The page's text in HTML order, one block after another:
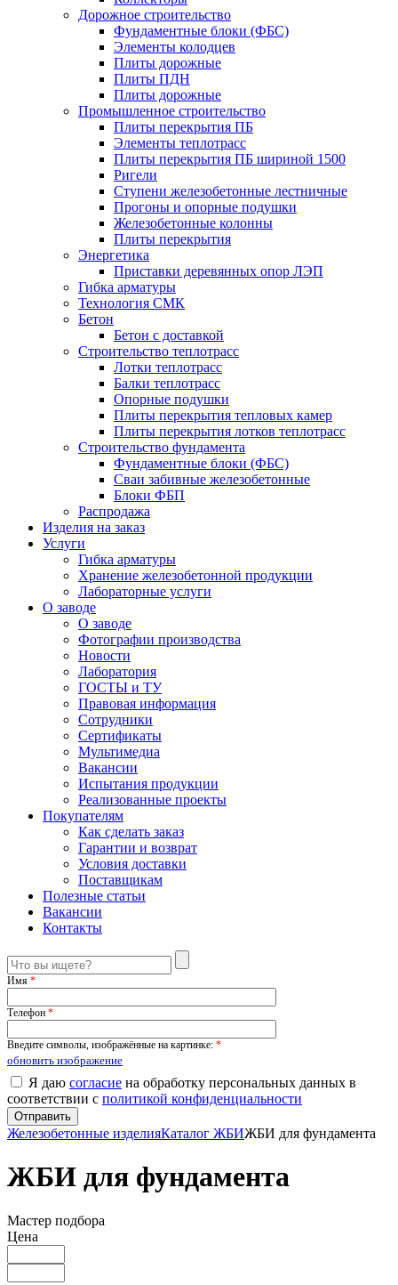
Дорожное строительство
Фундаментные блоки (ФБС)
Элементы колодцев
Плиты дорожные
Плиты ПДН
Плиты дорожные
Промышленное строительство
Плиты перекрытия ПБ
Элементы теплотрасс
Плиты перекрытия ПБ шириной 1500
Ригели
Ступени железобетонные лестничные
Прогоны и опорные подушки
Железобетонные колонны
Плиты перекрытия
Энергетика
Приставки деревянных опор ЛЭП
Гибка арматуры
Технология СМК
Бетон
Бетон с доставкой
Строительство теплотрасс
Лотки теплотрасс
Балки теплотрасс
Опорные подушки
Плиты перекрытия тепловых камер
Плиты перекрытия лотков теплотрасс
Строительство фундамента
Фундаментные блоки (ФБС)
Сваи забивные железобетонные
Блоки ФБП
Распродажа
Изделия на заказ
Услуги
Гибка арматуры
Хранение железобетонной продукции
Лабораторные услуги
О заводе
О заводе
Фотографии производства
Новости
Лаборатория
ГОСТЫ и ТУ
Правовая информация
Сотрудники
Сертификаты
Мультимедиа
Вакансии
Испытания продукции
Реализованные проекты
Покупателям
Как сделать заказ
Гарантии и возврат
Условия доставки
Поставщикам
Полезные статьи
Вакансии
Контакты
Имя *
Телефон *
Введите символы, изображённые на картинке: *
обновить изображение
Я даю согласие на обработку персональных данных в
соответствии с политикой конфиденциальности
Железобетонные изделияКаталог ЖБИЖБИ для фундамента
ЖБИ для фундамента
Мастер подбора
Цена